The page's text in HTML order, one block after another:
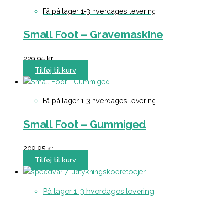
Få på lager 1-3 hverdages levering
Small Foot – Gravemaskine
229,95kr.
Tilføj til kurv
Få på lager 1-3 hverdages levering
Small Foot – Gummiged
209,95kr.
Tilføj til kurv
På lager 1-3 hverdages levering